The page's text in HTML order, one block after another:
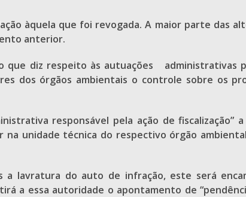
àquela que foi revogada. A maior parte das
anterior.
que diz respeito às autuações administrativas
dos órgãos ambientais o controle sobre os
responsável pela ação de fiscalização”
unidade técnica do respectivo órgão
a lavratura do auto de infração, este será
a essa autoridade o apontamento de